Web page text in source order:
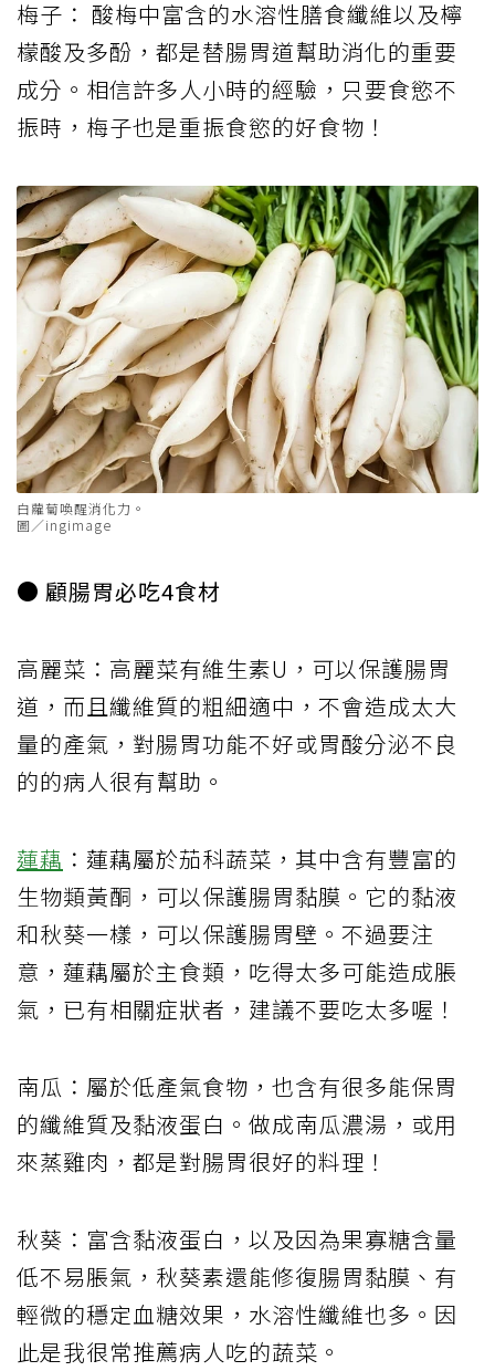
梅子： 酸梅中富含的水溶性膳食纖維以及檸
檬酸及多酚，都是替腸胃道幫助消化的重要
成分。相信許多人小時的經驗，只要食慾不
振時，梅子也是重振食慾的好食物！
白蘿蔔喚醒消化力。
圖／ingimage
● 顧腸胃必吃4食材
高麗菜：高麗菜有維生素U，可以保護腸胃
道，而且纖維質的粗細適中，不會造成太大
量的產氣，對腸胃功能不好或胃酸分泌不良
的的病人很有幫助。
蓮藕 ：蓮藕屬於茄科蔬菜，其中含有豐富的
生物類黃酮，可以保護腸胃黏膜。它的黏液
和秋葵一樣，可以保護腸胃壁。不過要注
意，蓮藕屬於主食類，吃得太多可能造成脹
氣，已有相關症狀者，建議不要吃太多喔！
南瓜：屬於低產氣食物，也含有很多能保胃
的纖維質及黏液蛋白。做成南瓜濃湯，或用
來蒸雞肉，都是對腸胃很好的料理！
秋葵：富含黏液蛋白，以及因為果寡糖含量
低不易脹氣，秋葵素還能修復腸胃黏膜、有
輕微的穩定血糖效果，水溶性纖維也多。因
此是我很常推薦病人吃的蔬菜。